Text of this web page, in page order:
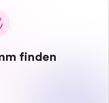
finden